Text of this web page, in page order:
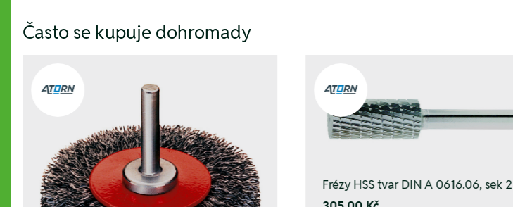
Často se kupuje dohromady
Frézy HSS tvar DIN A 0616.06, sek 2